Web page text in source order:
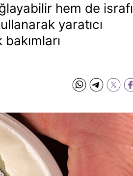
hem de israfı
yaratıcı